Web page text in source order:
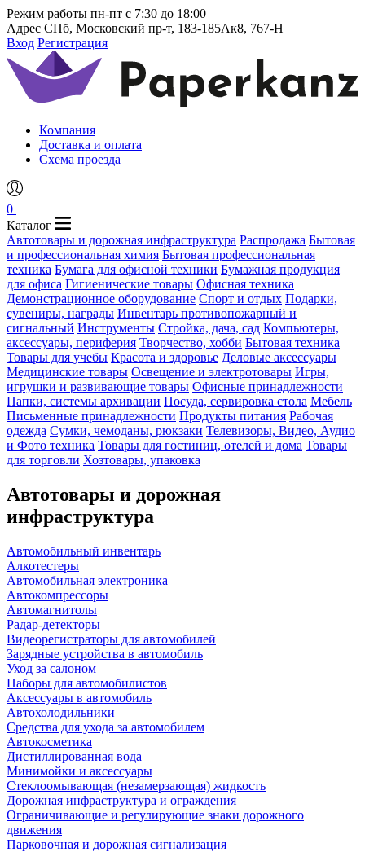
Режим работы пн-пт с 7:30 до 18:00
Адрес СПб, Московский пр-т, 183-185Ак8, 767-Н
Вход Регистрация
Компания
Доставка и оплата
Схема проезда
0
Каталог
Автотовары и дорожная инфраструктура Распродажа Бытовая
и профессиональная химия Бытовая профессиональная
техника Бумага для офисной техники Бумажная продукция
для офиса Гигиенические товары Офисная техника
Демонстрационное оборудование Спорт и отдых Подарки,
сувениры, награды Инвентарь противопожарный и
сигнальный Инструменты Стройка, дача, сад Компьютеры,
аксессуары, периферия Творчество, хобби Бытовая техника
Товары для учебы Красота и здоровье Деловые аксессуары
Медицинские товары Освещение и электротовары Игры,
игрушки и развивающие товары Офисные принадлежности
Папки, системы архивации Посуда, сервировка стола Мебель
Письменные принадлежности Продукты питания Рабочая
одежда Сумки, чемоданы, рюкзаки Телевизоры, Видео, Аудио
и Фото техника Товары для гостиниц, отелей и дома Товары
для торговли Хозтовары, упаковка
Автотовары и дорожная
инфраструктура
Автомобильный инвентарь
Алкотестеры
Автомобильная электроника
Автокомпрессоры
Автомагнитолы
Радар-детекторы
Видеорегистраторы для автомобилей
Зарядные устройства в автомобиль
Уход за салоном
Наборы для автомобилистов
Аксессуары в автомобиль
Автохолодильники
Средства для ухода за автомобилем
Автокосметика
Дистиллированная вода
Минимойки и аксессуары
Стеклоомывающая (незамерзающая) жидкость
Дорожная инфраструктура и ограждения
Ограничивающие и регулирующие знаки дорожного
движения
Парковочная и дорожная сигнализация